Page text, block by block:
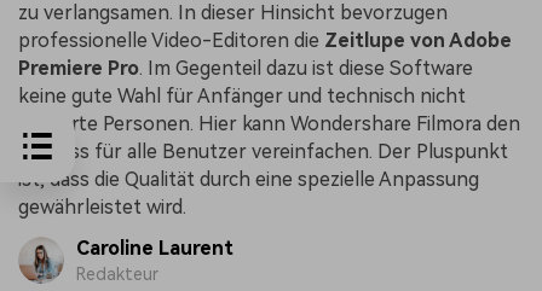
zu verlangsamen. In dieser Hinsicht bevorzugen
professionelle Video-Editoren die Zeitlupe von Adobe
Premiere Pro. Im Gegenteil dazu ist diese Software
keine gute Wahl für Anfänger und technisch nicht
versierte Personen. Hier kann Wondershare Filmora den
Prozess für alle Benutzer vereinfachen. Der Pluspunkt
ist, dass die Qualität durch eine spezielle Anpassung
gewährleistet wird.
Caroline Laurent
Redakteur